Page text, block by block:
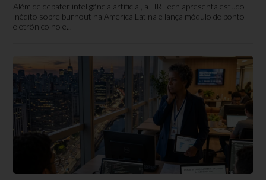
Além de debater inteligência artificial, a HR Tech apresenta estudo
inédito sobre burnout na América Latina e lança módulo de ponto
eletrônico no e...